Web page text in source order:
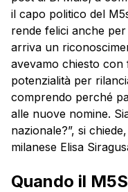
il capo politico del
rende felici anche
arriva un
avevamo chiesto
potenzialità per
comprendo perché
alle nuove nomine.
nazionale?”, si
milanese Elisa
Quando il